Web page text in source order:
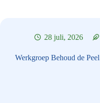
28 juli, 2026
Werkgroep Behoud de